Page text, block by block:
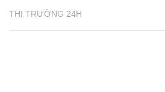
THỊ TRƯỜNG 24H